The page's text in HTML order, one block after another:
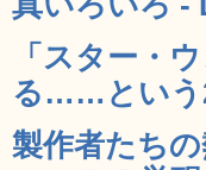
「スター・
る……という
製作者たち